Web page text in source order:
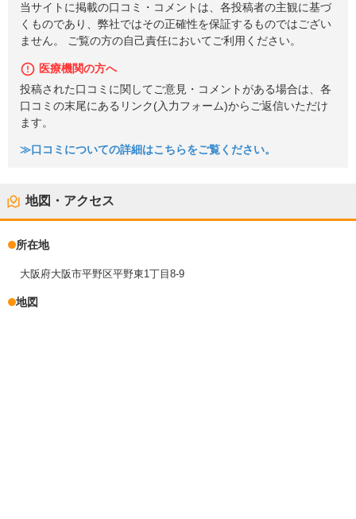
当サイトに掲載の口コミ・コメントは、各投稿者の主観に基づ
くものであり、弊社ではその正確性を保証するものではござい
ません。 ご覧の方の自己責任においてご利用ください。
医療機関の方へ
投稿された口コミに関してご意見・コメントがある場合は、各
口コミの末尾にあるリンク(入力フォーム)からご返信いただけ
ます。
≫口コミについての詳細はこちらをご覧ください。
地図・アクセス
所在地
大阪府大阪市平野区平野東1丁目8-9
地図